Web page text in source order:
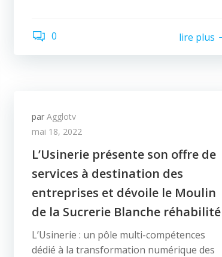
0 lire plus
par Agglotv
mai 18, 2022
L’Usinerie présente son offre de
services à destination des
entreprises et dévoile le Moulin
de la Sucrerie Blanche réhabilité
L’Usinerie : un pôle multi-compétences
dédié à la transformation numérique des